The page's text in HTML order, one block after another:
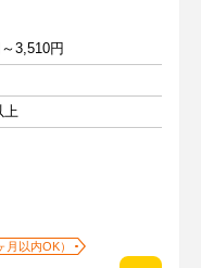
3,510円
上
月以内OK）